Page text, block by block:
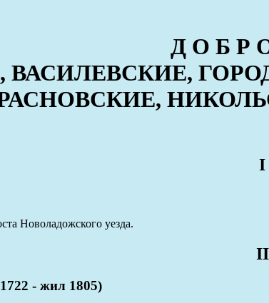
Д О Б Р
ВАСИЛЕВСКИЕ,
I
Новоладожского уезда.
II
- жил 1805)